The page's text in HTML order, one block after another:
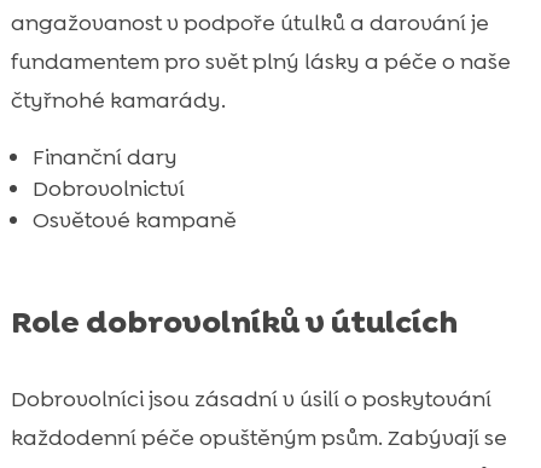
angažovanost v podpoře útulků a darování je
fundamentem pro svět plný lásky a péče o naše
čtyřnohé kamarády.
Finanční dary
Dobrovolnictví
Osvětové kampaně
Role dobrovolníků v útulcích
Dobrovolníci jsou zásadní v úsilí o poskytování
každodenní péče opuštěným psům. Zabývají se